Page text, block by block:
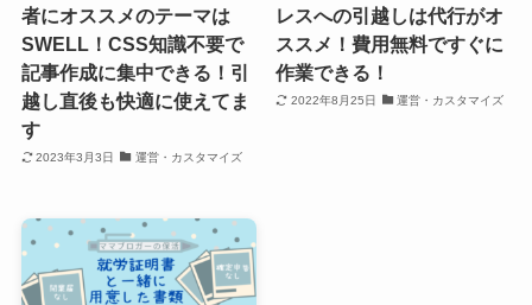
者にオススメのテーマは
SWELL！CSS知識不要で
記事作成に集中できる！引
越し直後も快適に使えてま
す
2023年3月3日 運営・カスタマイズ
レスへの引越しは代行がオ
ススメ！費用無料ですぐに
作業できる！
2022年8月25日 運営・カスタマイズ